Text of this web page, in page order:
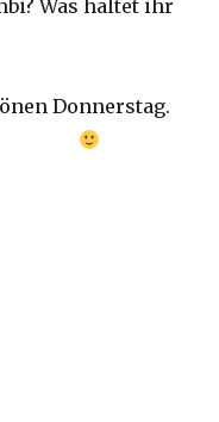
Was haltet ihr
Donnerstag.